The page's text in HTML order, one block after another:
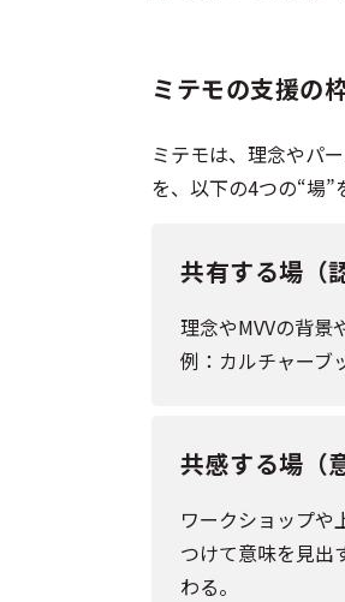
ミテモの支援の
ミテモは、理念やパ
を、以下の4つの“場”
共有する場（
理念やMVVの背景
例：カルチャーブ
共感する場（
ワークショップや
つけて意味を見出
わる。